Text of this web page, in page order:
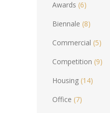
Awards (6)
Biennale (8)
Commercial (5)
Competition (9)
Housing (14)
Office (7)